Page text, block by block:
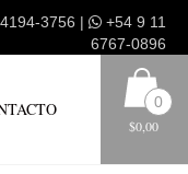
3756 |
+54 9 11
6767-0896
0
$0,00